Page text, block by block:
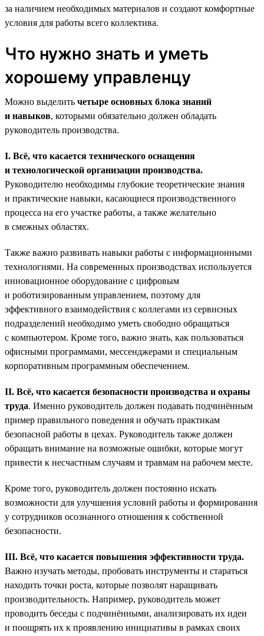
за наличием необходимых материалов и создают комфортные
условия для работы всего коллектива.
Что нужно знать и уметь
хорошему управленцу
Можно выделить четыре основных блока знаний
и навыков, которыми обязательно должен обладать
руководитель производства.
I. Всё, что касается технического оснащения
и технологической организации производства.
Руководителю необходимы глубокие теоретические знания
и практические навыки, касающиеся производственного
процесса на его участке работы, а также желательно
в смежных областях.
Также важно развивать навыки работы с информационными
технологиями. На современных производствах используется
инновационное оборудование с цифровым
и роботизированным управлением, поэтому для
эффективного взаимодействия с коллегами из сервисных
подразделений необходимо уметь свободно обращаться
с компьютером. Кроме того, важно знать, как пользоваться
офисными программами, мессенджерами и специальным
корпоративным программным обеспечением.
II. Всё, что касается безопасности производства и охраны
труда. Именно руководитель должен подавать подчинённым
пример правильного поведения и обучать практикам
безопасной работы в цехах. Руководитель также должен
обращать внимание на возможные ошибки, которые могут
привести к несчастным случаям и травмам на рабочем месте.
Кроме того, руководитель должен постоянно искать
возможности для улучшения условий работы и формирования
у сотрудников осознанного отношения к собственной
безопасности.
III. Всё, что касается повышения эффективности труда.
Важно изучать методы, пробовать инструменты и стараться
находить точки роста, которые позволят наращивать
производительность. Например, руководитель может
проводить беседы с подчинёнными, анализировать их идеи
и поощрять их к проявлению инициативы в рамках своих